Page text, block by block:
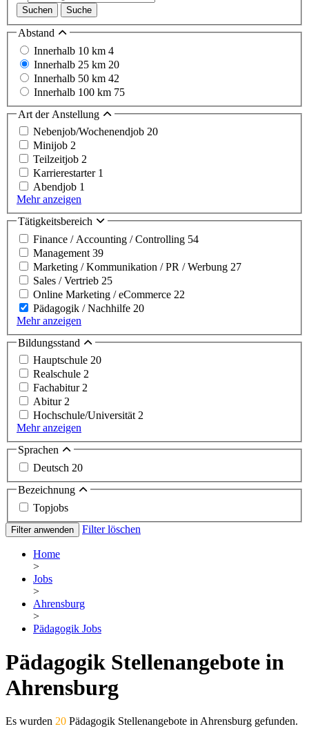
Suchen Suche
Abstand
Innerhalb 10 km 4
Innerhalb 25 km 20
Innerhalb 50 km 42
Innerhalb 100 km 75
Art der Anstellung
Nebenjob/Wochenendjob 20
Minijob 2
Teilzeitjob 2
Karrierestarter 1
Abendjob 1
Mehr anzeigen
Tätigkeitsbereich
Finance / Accounting / Controlling 54
Management 39
Marketing / Kommunikation / PR / Werbung 27
Sales / Vertrieb 25
Online Marketing / eCommerce 22
Pädagogik / Nachhilfe 20
Mehr anzeigen
Bildungsstand
Hauptschule 20
Realschule 2
Fachabitur2
Abitur2
Hochschule/Universität2
Mehr anzeigen
Sprachen
Deutsch 20
Bezeichnung
Topjobs
Filter anwenden Filter löschen
Home
>
Jobs
>
Ahrensburg
>
Pädagogik Jobs
Pädagogik Stellenangebote in
Ahrensburg
Es wurden 20 Pädagogik Stellenangebote in Ahrensburg gefunden.